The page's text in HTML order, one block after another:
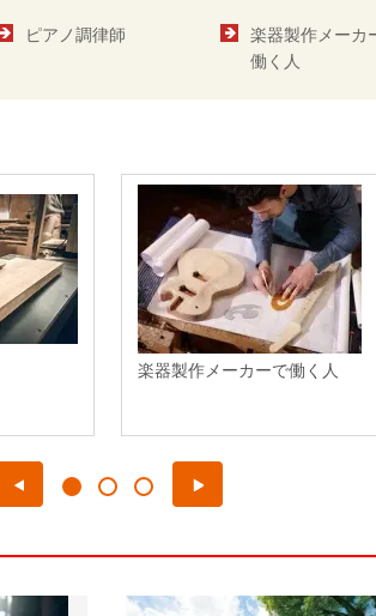
ピアノ調律師
楽器製作メーカ
働く人
楽器製作メーカーで働く人